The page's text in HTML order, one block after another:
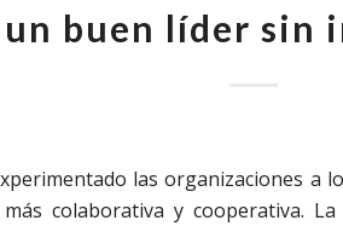
un buen líder sin
las organizaciones a
colaborativa y cooperativa. La